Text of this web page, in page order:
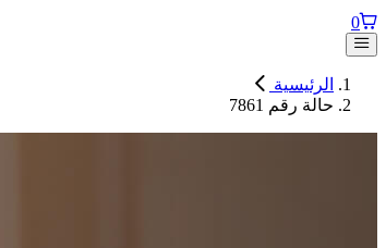
0
الرئيسية
حالة رقم 7861